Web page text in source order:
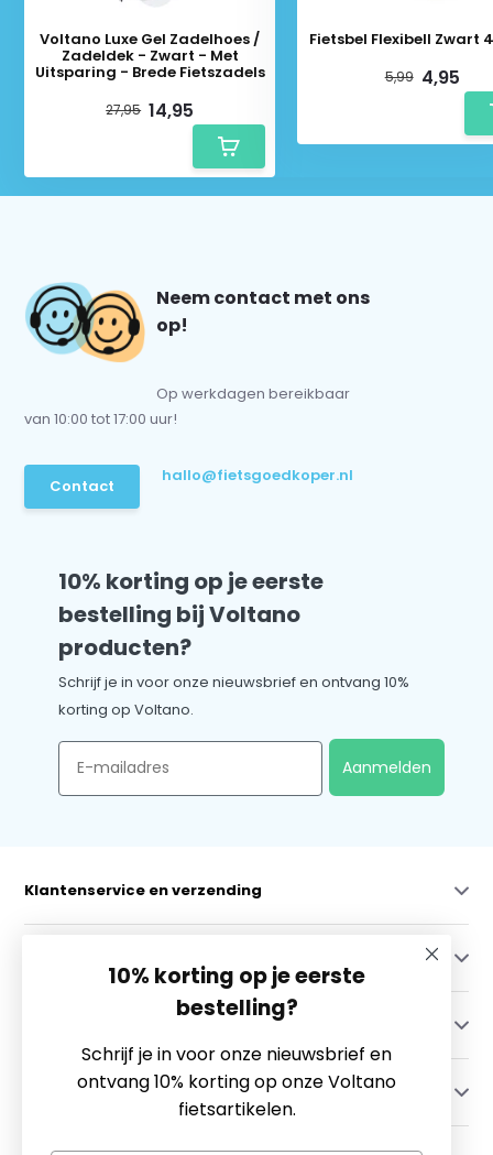
Voltano Luxe Gel Zadelhoes /
Zadeldek - Zwart - Met
Uitsparing - Brede Fietszadels
27,95 14,95
Fietsbel Flexibell Zwart
5,99 4,95
Neem contact met ons
op!
Op werkdagen bereikbaar
van 10:00 tot 17:00 uur!
Contact
hallo@fietsgoedkoper.nl
10% korting op je eerste
bestelling bij Voltano
producten?
Schrijf je in voor onze nieuwsbrief en ontvang 10%
korting op Voltano.
Email
Aanmelden
Klantenservice en verzending
Contact
10% korting op je eerste
bestelling?
Schrijf je in voor onze nieuwsbrief en
ontvang 10% korting op onze Voltano
fietsartikelen.